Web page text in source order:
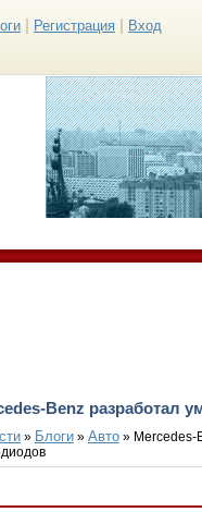
Регистрация Вход
Benz разработал
» Блоги» Авто» Mercedes-